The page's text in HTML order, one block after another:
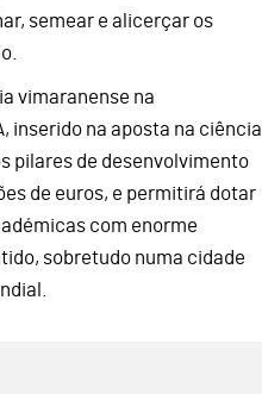
semear e alicerçar os
vimaranense na
inserido na aposta na ciência
pilares de desenvolvimento
de euros, e permitirá dotar
com enorme
sobretudo numa cidade